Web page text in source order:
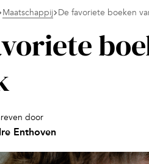
Maatschappij De favoriete boeken
door
Enthoven